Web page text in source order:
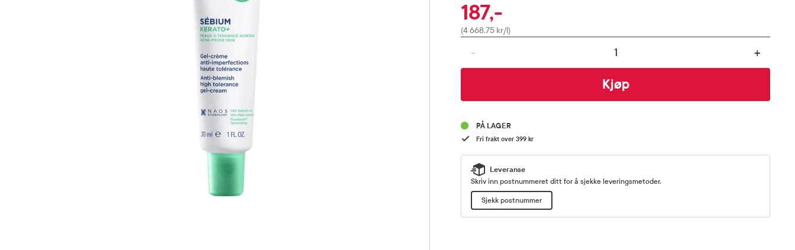
Pris
187,-
(4 668,75 kr/l)
- +
Kjøp
PÅ LAGER
Fri frakt over 399 kr
Leveranse
Skriv inn postnummeret ditt for å sjekke leveringsmetoder.
Sjekk postnummer